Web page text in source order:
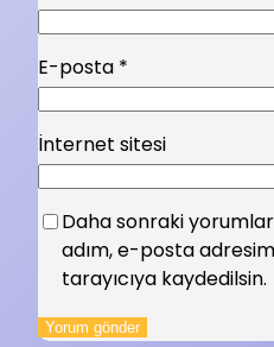
E-posta *
İnternet sitesi
Daha sonraki
adım, e-posta
tarayıcıya kaydedilsin.